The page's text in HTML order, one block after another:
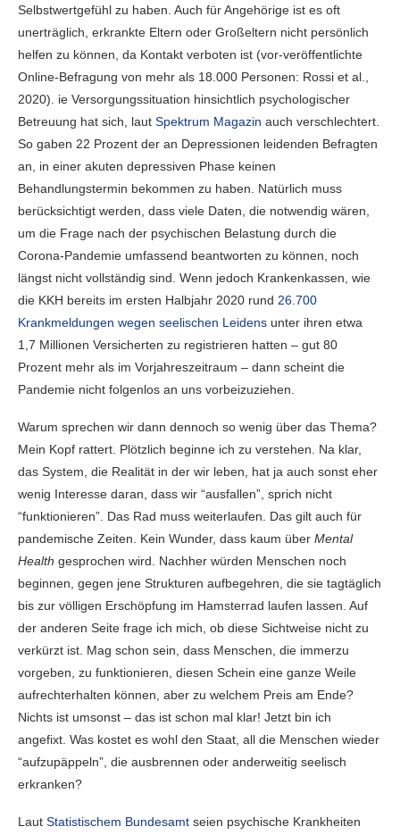
Selbstwertgefühl zu haben. Auch für Angehörige ist es oft
unerträglich, erkrankte Eltern oder Großeltern nicht persönlich
helfen zu können, da Kontakt verboten ist (vor-veröffentlichte
Online-Befragung von mehr als 18.000 Personen: Rossi et al.,
2020). ie Versorgungssituation hinsichtlich psychologischer
Betreuung hat sich, laut Spektrum Magazin auch verschlechtert.
So gaben 22 Prozent der an Depressionen leidenden Befragten
an, in einer akuten depressiven Phase keinen
Behandlungstermin bekommen zu haben. Natürlich muss
berücksichtigt werden, dass viele Daten, die notwendig wären,
um die Frage nach der psychischen Belastung durch die
Corona-Pandemie umfassend beantworten zu können, noch
längst nicht vollständig sind. Wenn jedoch Krankenkassen, wie
die KKH bereits im ersten Halbjahr 2020 rund 26.700
Krankmeldungen wegen seelischen Leidens unter ihren etwa
1,7 Millionen Versicherten zu registrieren hatten – gut 80
Prozent mehr als im Vorjahreszeitraum – dann scheint die
Pandemie nicht folgenlos an uns vorbeizuziehen.
Warum sprechen wir dann dennoch so wenig über das Thema?
Mein Kopf rattert. Plötzlich beginne ich zu verstehen. Na klar,
das System, die Realität in der wir leben, hat ja auch sonst eher
wenig Interesse daran, dass wir “ausfallen”, sprich nicht
“funktionieren”. Das Rad muss weiterlaufen. Das gilt auch für
pandemische Zeiten. Kein Wunder, dass kaum über Mental
Health gesprochen wird. Nachher würden Menschen noch
beginnen, gegen jene Strukturen aufbegehren, die sie tagtäglich
bis zur völligen Erschöpfung im Hamsterrad laufen lassen. Auf
der anderen Seite frage ich mich, ob diese Sichtweise nicht zu
verkürzt ist. Mag schon sein, dass Menschen, die immerzu
vorgeben, zu funktionieren, diesen Schein eine ganze Weile
aufrechterhalten können, aber zu welchem Preis am Ende?
Nichts ist umsonst – das ist schon mal klar! Jetzt bin ich
angefixt. Was kostet es wohl den Staat, all die Menschen wieder
“aufzupäppeln”, die ausbrennen oder anderweitig seelisch
erkranken?
Laut Statistischem Bundesamt seien psychische Krankheiten